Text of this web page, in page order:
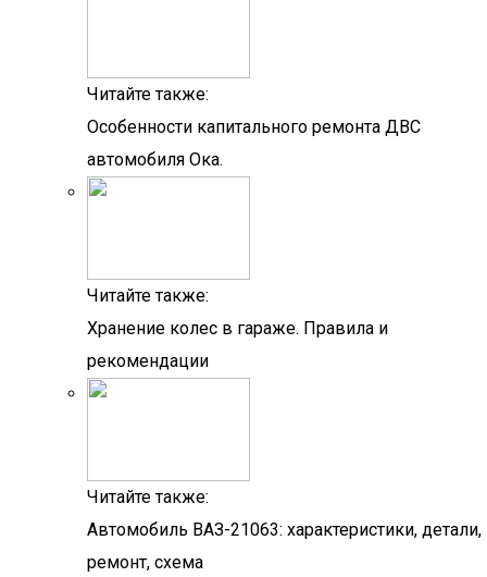
Читайте также:
Особенности капитального ремонта ДВС
автомобиля Ока.
Читайте также:
Хранение колес в гараже. Правила и
рекомендации
Читайте также:
Автомобиль ВАЗ-21063: характеристики, детали,
ремонт, схема